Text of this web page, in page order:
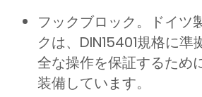
フックブロック。ドイツ
クは、DIN15401規格に準
全な操作を保証するため
装備しています。